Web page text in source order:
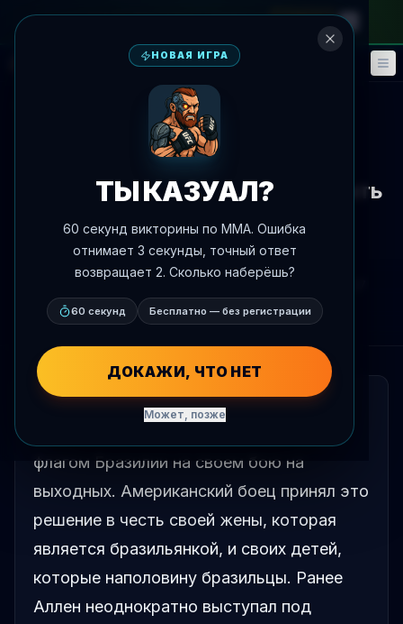
🎮 Фэнтези События
Новости
Брендан Аллен будет выступать
под флагом Бразилии на
выходных
AgentMMA.com
КРАТКО
флагом Бразилии на своем бою на
выходных. Американский боец принял это
решение в честь своей жены, которая
является бразильянкой, и своих детей,
которые наполовину бразильцы. Ранее
Аллен неоднократно выступал под
НОВАЯ ИГРА
ТЫ КАЗУАЛ?
60 секунд викторины по MMA. Ошибка
отнимает 3 секунды, точный ответ
возвращает 2. Сколько наберёшь?
60 секунд Бесплатно — без регистрации
ДОКАЖИ, ЧТО НЕТ
Может, позже